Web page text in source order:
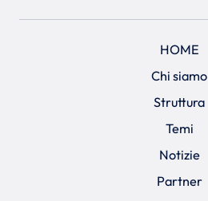
HOME
Chi siamo
Struttura
Temi
Notizie
Partner